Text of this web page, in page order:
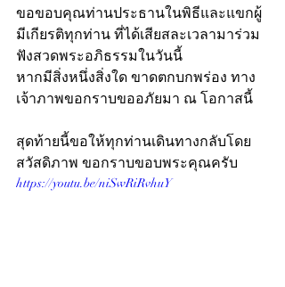
ขอขอบคุณท่านประธานในพิธีและแขกผู้
มีเกียรติทุกท่าน ที่ได้เสียสละเวลามาร่วม
ฟังสวดพระอภิธรรมในวันนี้
หากมีสิ่งหนึ่งสิ่งใด ขาดตกบกพร่อง ทาง
เจ้าภาพขอกราบขออภัยมา ณ โอกาสนี้
สุดท้ายนี้ขอให้ทุกท่านเดินทางกลับโดย
สวัสดิภาพ ขอกราบขอบพระคุณครับ
https://youtu.be/niSwRiRvhuY